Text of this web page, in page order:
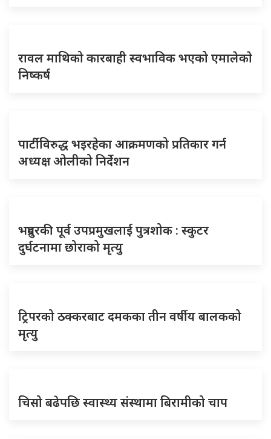
रावल माथिको कारबाही स्वभाविक भएको एमालेकाे
निष्कर्ष
पार्टीविरुद्ध भइरहेका आक्रमणको प्रतिकार गर्न
अध्यक्ष ओलीको निर्देशन
भद्रपुरकी पूर्व उपप्रमुखलाई पुत्रशोक : स्कुटर
दुर्घटनामा छोराको मृत्यु
ट्रिपरको ठक्करबाट दमकका तीन वर्षीय बालकको
मृत्यु
चिसो बढेपछि स्वास्थ्य संस्थामा बिरामीको चाप